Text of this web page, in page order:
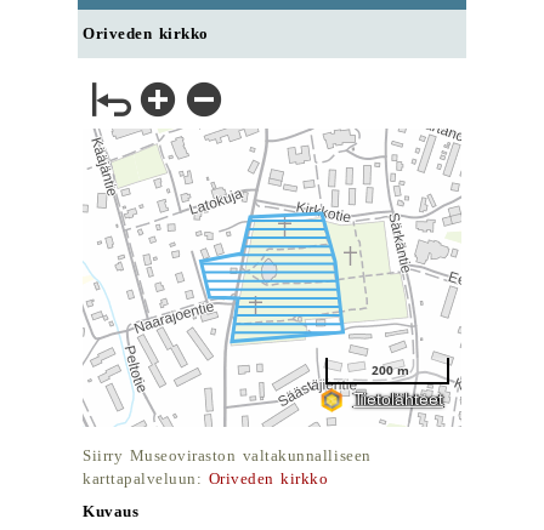
Oriveden kirkko
Siirry Museoviraston valtakunnalliseen
karttapalveluun: Oriveden kirkko
Kuvaus